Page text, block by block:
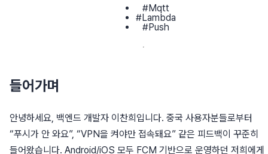
#Mqtt
#Lambda
#Push
들어가며
안녕하세요, 백엔드 개발자 이찬희입니다. 중국 사용자분들로부터
“푸시가 안 와요”, “VPN을 켜야만 접속돼요” 같은 피드백이 꾸준히
들어왔습니다. Android/iOS 모두 FCM 기반으로 운영하던 저희에게